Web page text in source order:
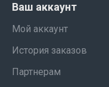
Ваш аккаунт
Мой аккаунт
История заказов
Партнерам